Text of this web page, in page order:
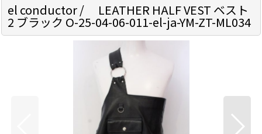
el conductor / LEATHER HALF VEST ベスト
2 ブラック O-25-04-06-011-el-ja-YM-ZT-ML034